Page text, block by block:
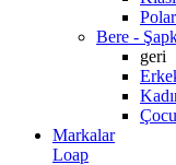
Polar
Bere -
geri
Markalar
Loap